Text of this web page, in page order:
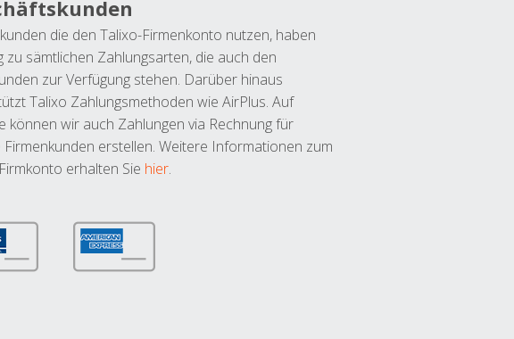
die den Talixo-Firmenkonto nutzen, haben
zu sämtlichen Zahlungsarten, die auch den
zur Verfügung stehen. Darüber hinaus
Talixo Zahlungsmethoden wie AirPlus. Auf
können wir auch Zahlungen via Rechnung für
Firmenkunden erstellen. Weitere Informationen zum
erhalten Sie hier.